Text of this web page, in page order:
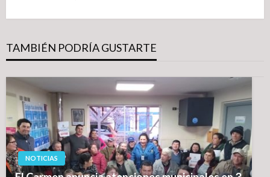
TAMBIÉN PODRÍA GUSTARTE
NOTICIAS